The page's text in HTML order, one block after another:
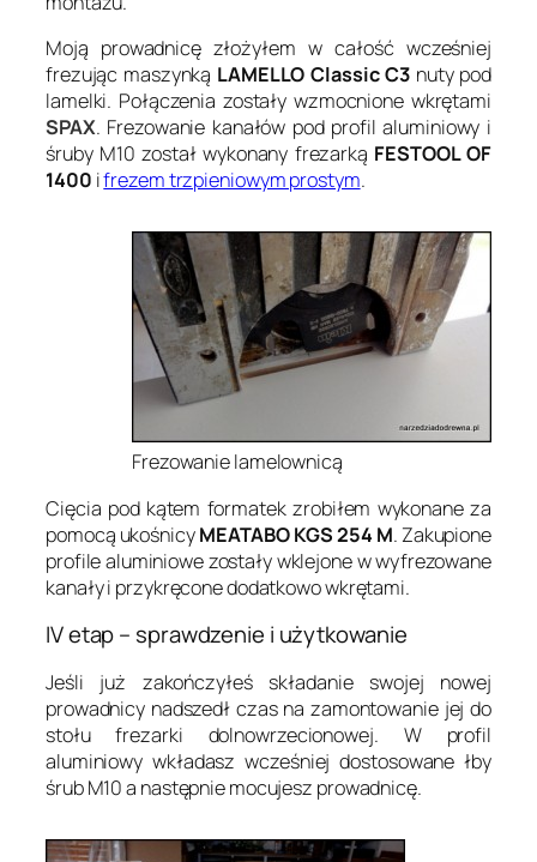
Moją prowadnicę złożyłem w całość wcześniej
frezując maszynką LAMELLO Classic C3 nuty pod
lamelki. Połączenia zostały wzmocnione wkrętami
SPAX. Frezowanie kanałów pod profil aluminiowy i
śruby M10 został wykonany frezarką FESTOOL OF
1400 ifrezem trzpieniowym prostym.
Frezowanie lamelownicą
Cięcia pod kątem formatek zrobiłem wykonane za
pomocą ukośnicyMEATABO KGS 254 M. Zakupione
profile aluminiowe zostały wklejone w wyfrezowane
kanały i przykręcone dodatkowo wkrętami.
IV etap – sprawdzenie i użytkowanie
Jeśli już zakończyłeś składanie swojej nowej
prowadnicy nadszedł czas na zamontowanie jej do
stołu frezarki dolnowrzecionowej. W profil
aluminiowy wkładasz wcześniej dostosowane łby
śrub M10 a następnie mocujesz prowadnicę.